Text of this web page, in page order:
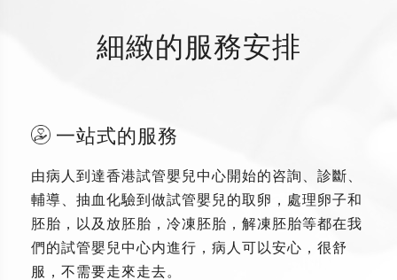
細緻的服務安排
一站式的服務
由病人到達香港試管嬰兒中心開始的咨詢、診斷、
輔導、抽血化驗到做試管嬰兒的取卵，處理卵子和
胚胎，以及放胚胎，冷凍胚胎，解凍胚胎等都在我
們的試管嬰兒中心内進行，病人可以安心，很舒
服，不需要走來走去。